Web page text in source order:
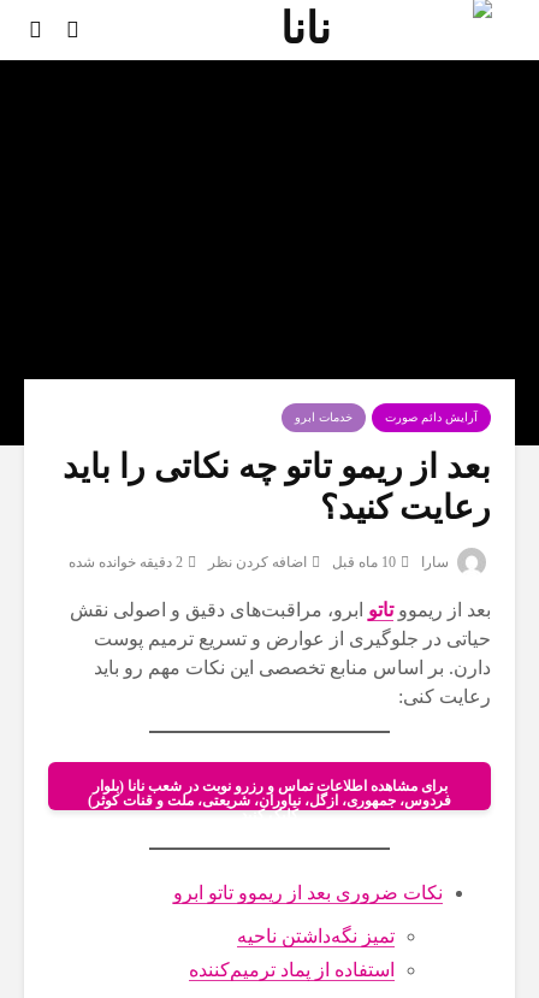
آرایش دائم صورت خدمات ابرو
بعد از ریمو تاتو چه نکاتی را باید
رعایت کنید؟
سارا 10 ماه قبل اضافه کردن نظر 2 دقیقه خوانده شده
بعد از ریمووتاتو ابرو، مراقبت‌های دقیق و اصولی نقش
حیاتی در جلوگیری از عوارض و تسریع ترمیم پوست
دارن. بر اساس منابع تخصصی این نکات مهم رو باید
رعایت کنی:
برای مشاهده اطلاعات تماس و رزرو نوبت در شعب نانا (بلوار
فردوس، جمهوری، ازگل، نیاوران، شریعتی، ملت و قنات کوثر)
کلیک کنید
نکات ضروری بعد از ریموو تاتو ابرو
تمیز نگه‌داشتن ناحیه
استفاده از پماد ترمیم‌کننده